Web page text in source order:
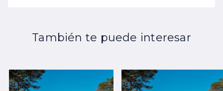
También te puede interesar